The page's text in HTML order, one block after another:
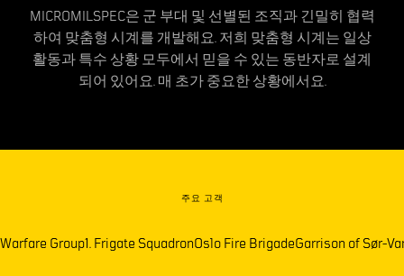
MICROMILSPEC은 군 부대 및 선별된 조직과 긴밀히 협력
하여 맞춤형 시계를 개발해요. 저희 맞춤형 시계는 일상
활동과 특수 상황 모두에서 믿을 수 있는 동반자로 설계
되어 있어요. 매 초가 중요한 상황에서요.
주요 고객
Group1. Frigate SquadronOslo Fire BrigadeGarrison of Sør-Varanger